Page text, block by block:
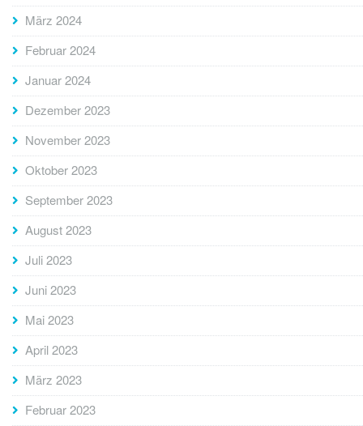
März 2024
Februar 2024
Januar 2024
Dezember 2023
November 2023
Oktober 2023
September 2023
August 2023
Juli 2023
Juni 2023
Mai 2023
April 2023
März 2023
Februar 2023